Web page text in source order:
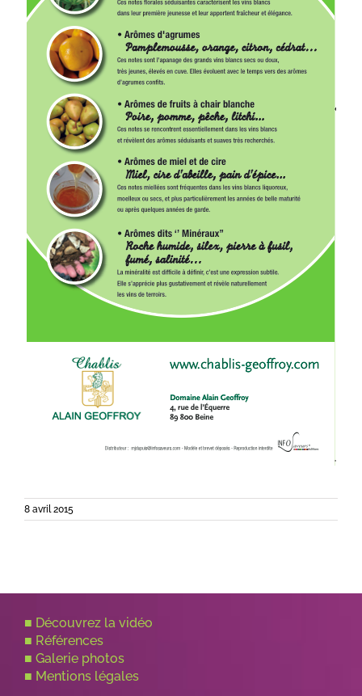
8 avril 2015
■ Découvrez la vidéo
■ Références
■ Galerie photos
■ Mentions légales